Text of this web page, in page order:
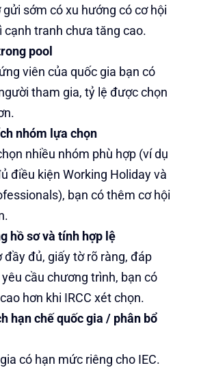
gửi sớm có xu hướng có cơ hội
cạnh tranh chưa tăng cao.
pool
viên của quốc gia bạn có
tham gia, tỷ lệ được chọn
nhóm lựa chọn
nhiều nhóm phù hợp (ví dụ
điều kiện Working Holiday và
bạn có thêm cơ hội
hồ sơ và tính hợp lệ
đầy đủ, giấy tờ rõ ràng, đáp
cầu chương trình, bạn có
hơn khi IRCC xét chọn.
hạn chế quốc gia / phân bổ
có hạn mức riêng cho IEC.